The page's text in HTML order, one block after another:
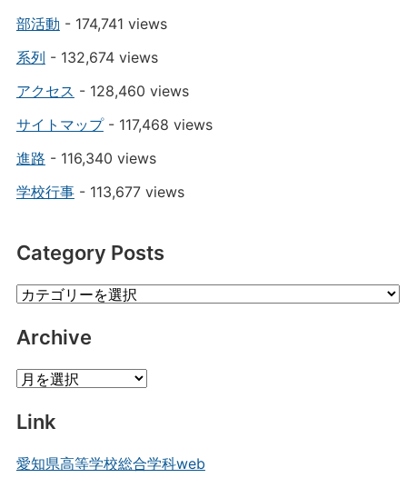
部活動 - 174,741 views
系列 - 132,674 views
アクセス - 128,460 views
サイトマップ- 117,468 views
進路 - 116,340 views
学校行事- 113,677 views
Category Posts
Category
Archive
Archive
Link
愛知県高等学校総合学科web